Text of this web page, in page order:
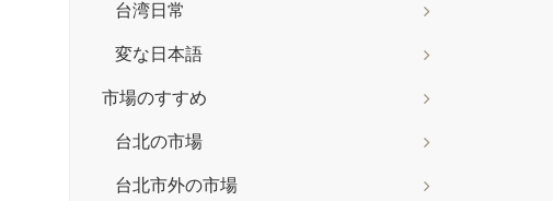
台湾日常
変な日本語
市場のすすめ
台北の市場
台北市外の市場